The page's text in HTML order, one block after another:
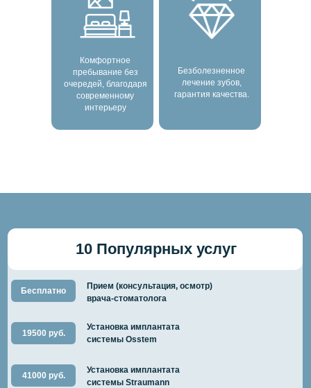
Комфортное
пребывание без
очередей, благодаря
современному
интерьеру
Безболезненное
лечение зубов,
гарантия качества.
Прием (консультация, осмотр)
врача-стоматолога
Бесплатно
Установка имплантата
системы Osstem
19500 руб.
Установка имплантата
системы Straumann
41000 руб.
10 Популярных услуг